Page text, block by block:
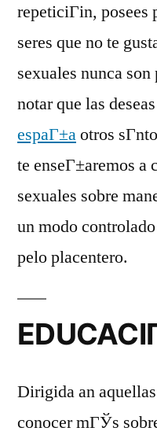
repeticiГіn,
seres que no te
sexuales nunca son
notar que las
espaГ±aotros
te enseГ±aremos a
sexuales sobre
un modo
pelo placentero.
Dirigida an
conocer mГЎs